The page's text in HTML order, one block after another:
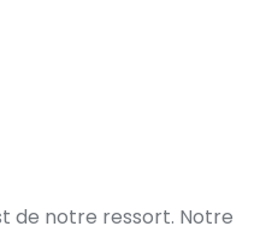
de notre ressort. Notre